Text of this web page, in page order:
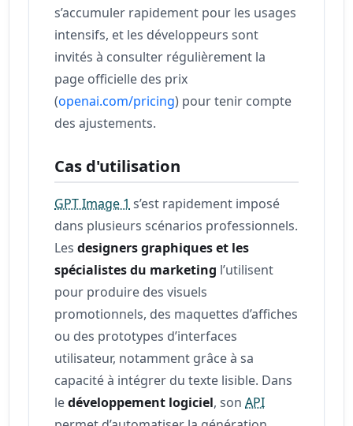
s’accumuler rapidement pour les usages
intensifs, et les développeurs sont
invités à consulter régulièrement la
page officielle des prix
(openai.com/pricing) pour tenir compte
des ajustements.
Cas d'utilisation
GPT Image 1 s’est rapidement imposé
dans plusieurs scénarios professionnels.
Lesdesigners graphiques et les
spécialistes du marketing l’utilisent
pour produire des visuels
promotionnels, des maquettes d’affiches
ou des prototypes d’interfaces
utilisateur, notamment grâce à sa
capacité à intégrer du texte lisible. Dans
ledéveloppement logiciel, sonAPI